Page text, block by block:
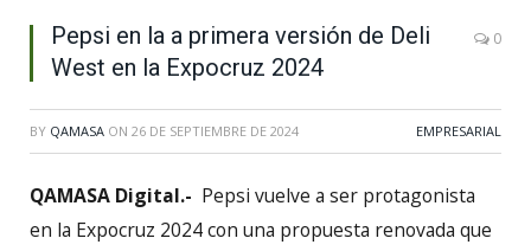
Pepsi en la a primera versión de Deli
West en la Expocruz 2024
0
BY QAMASA ON 26 DE SEPTIEMBRE DE 2024 EMPRESARIAL
QAMASA Digital.- Pepsi vuelve a ser protagonista
en la Expocruz 2024 con una propuesta renovada que